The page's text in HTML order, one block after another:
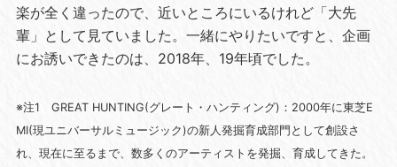
楽が全く違ったので、近いところにいるけれど「大先
輩」として見ていました。一緒にやりたいですと、企画
にお誘いできたのは、2018年、19年頃でした。
※注1 GREAT HUNTING(グレート・ハンティング)：2000年に東芝E
MI(現ユニバーサルミュージック)の新人発掘育成部門として創設さ
れ、現在に至るまで、数多くのアーティストを発掘、育成してきた。